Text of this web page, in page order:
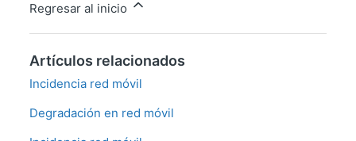
Regresar al inicio
Artículos relacionados
Incidencia red móvil
Degradación en red móvil